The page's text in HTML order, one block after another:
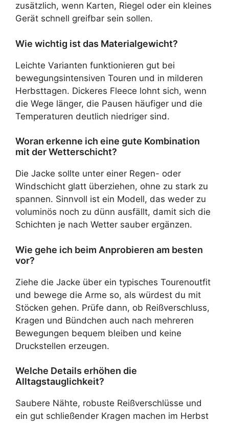
zusätzlich, wenn Karten, Riegel oder ein kleines
Gerät schnell greifbar sein sollen.
Wie wichtig ist das Materialgewicht?
Leichte Varianten funktionieren gut bei
bewegungsintensiven Touren und in milderen
Herbsttagen. Dickeres Fleece lohnt sich, wenn
die Wege länger, die Pausen häufiger und die
Temperaturen deutlich niedriger sind.
Woran erkenne ich eine gute Kombination
mit der Wetterschicht?
Die Jacke sollte unter einer Regen- oder
Windschicht glatt überziehen, ohne zu stark zu
spannen. Sinnvoll ist ein Modell, das weder zu
voluminös noch zu dünn ausfällt, damit sich die
Schichten je nach Wetter sauber ergänzen.
Wie gehe ich beim Anprobieren am besten
vor?
Ziehe die Jacke über ein typisches Tourenoutfit
und bewege die Arme so, als würdest du mit
Stöcken gehen. Prüfe dann, ob Reißverschluss,
Kragen und Bündchen auch nach mehreren
Bewegungen bequem bleiben und keine
Druckstellen erzeugen.
Welche Details erhöhen die
Alltagstauglichkeit?
Saubere Nähte, robuste Reißverschlüsse und
ein gut schließender Kragen machen im Herbst